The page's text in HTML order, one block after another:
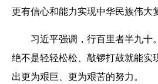
更有信心和能力实现中华民族伟大
习近平强调，行百里者半九十
绝不是轻轻松松、敲锣打鼓就能实
出更为艰巨、更为艰苦的努力。